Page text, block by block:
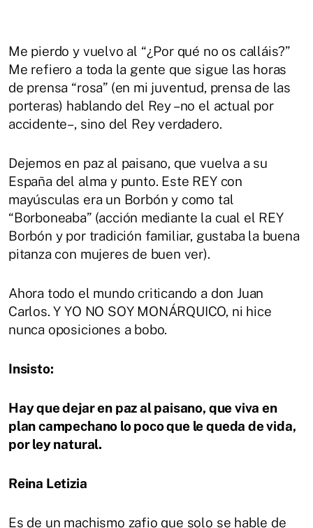
Me pierdo y vuelvo al “¿Por qué no os calláis?”
Me refiero a toda la gente que sigue las horas
de prensa “rosa” (en mi juventud, prensa de las
porteras) hablando del Rey –no el actual por
accidente–, sino del Rey verdadero.
Dejemos en paz al paisano, que vuelva a su
España del alma y punto. Este REY con
mayúsculas era un Borbón y como tal
“Borboneaba” (acción mediante la cual el REY
Borbón y por tradición familiar, gustaba la buena
pitanza con mujeres de buen ver).
Ahora todo el mundo criticando a don Juan
Carlos. Y YO NO SOY MONÁRQUICO, ni hice
nunca oposiciones a bobo.
Insisto:
Hay que dejar en paz al paisano, que viva en
plan campechano lo poco que le queda de vida,
por ley natural.
Reina Letizia
Es de un machismo zafio que solo se hable de